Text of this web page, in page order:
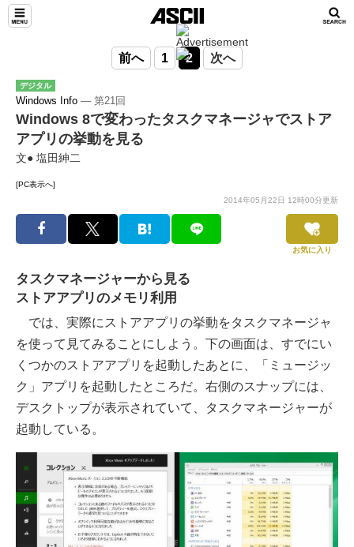
前へ 1 2 次へ
デジタル
Windows Info ― 第21回
Windows 8で変わったタスクマネージャでストア
アプリの挙動を見る
文● 塩田紳二
[PC表示へ]
2014年05月22日 12時00分更新
お気に入り
タスクマネージャーから見る
ストアアプリのメモリ利用
では、実際にストアアプリの挙動をタスクマネージャ
を使って見てみることにしよう。下の画面は、すでにい
くつかのストアアプリを起動したあとに、「ミュージッ
ク」アプリを起動したところだ。右側のスナップには、
デスクトップが表示されていて、タスクマネージャーが
起動している。